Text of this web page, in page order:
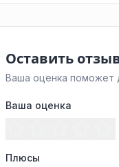
Оставить
Ваша оценка поможет
Ваша оценка
Плюсы